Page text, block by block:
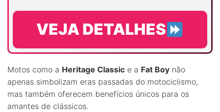
VEJA DETALHES
Motos como a Heritage Classic e a Fat Boy não
apenas simbolizam eras passadas do motociclismo,
mas também oferecem benefícios únicos para os
amantes de clássicos.